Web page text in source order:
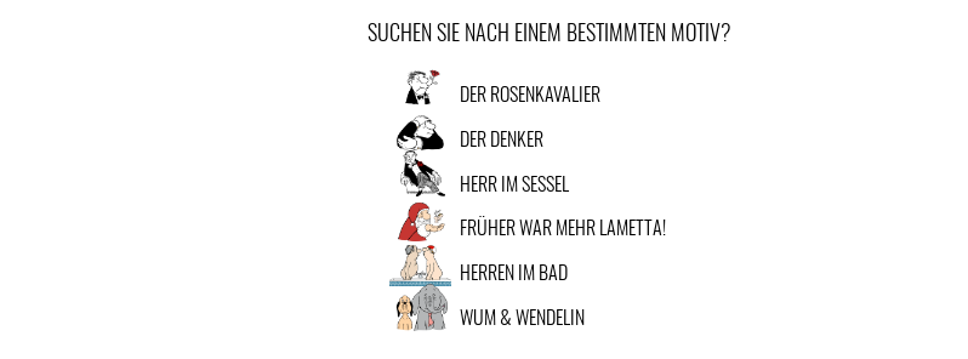
SUCHEN SIE NACH EINEM BESTIMMTEN MOTIV?
DER ROSENKAVALIER
DER DENKER
HERR IM SESSEL
FRÜHER WAR MEHR LAMETTA!
HERREN IM BAD
WUM & WENDELIN